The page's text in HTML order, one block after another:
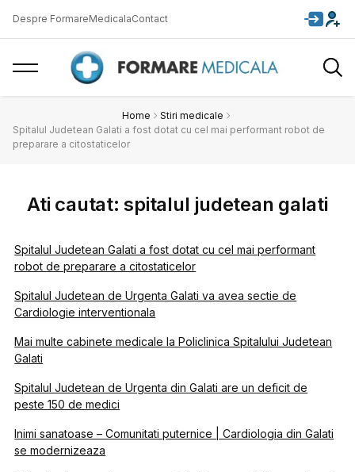
Despre FormareMedicalaContact
Home
Stiri medicale
Spitalul Judetean Galati a fost dotat cu cel mai performant robot de
preparare a citostaticelor
Ati cautat: spitalul judetean galati
Spitalul Judetean Galati a fost dotat cu cel mai performant
robot de preparare a citostaticelor
Spitalul Judetean de Urgenta Galati va avea sectie de
Cardiologie interventionala
Mai multe cabinete medicale la Policlinica Spitalului Judetean
Galati
Spitalul Judetean de Urgenta din Galati are un deficit de
peste 150 de medici
Inimi sanatoase – Comunitati puternice | Cardiologia din Galati
se modernizeaza